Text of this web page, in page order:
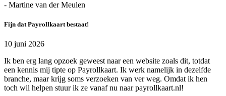
- Martine van der Meulen
Fijn dat Payrollkaart bestaat!
10 juni 2026
Ik ben erg lang opzoek geweest naar een website zoals dit, totdat
een kennis mij tipte op Payrollkaart. Ik werk namelijk in dezelfde
branche, maar krijg soms verzoeken van ver weg. Omdat ik hen
toch wil helpen stuur ik ze vanaf nu naar payrollkaart.nl!